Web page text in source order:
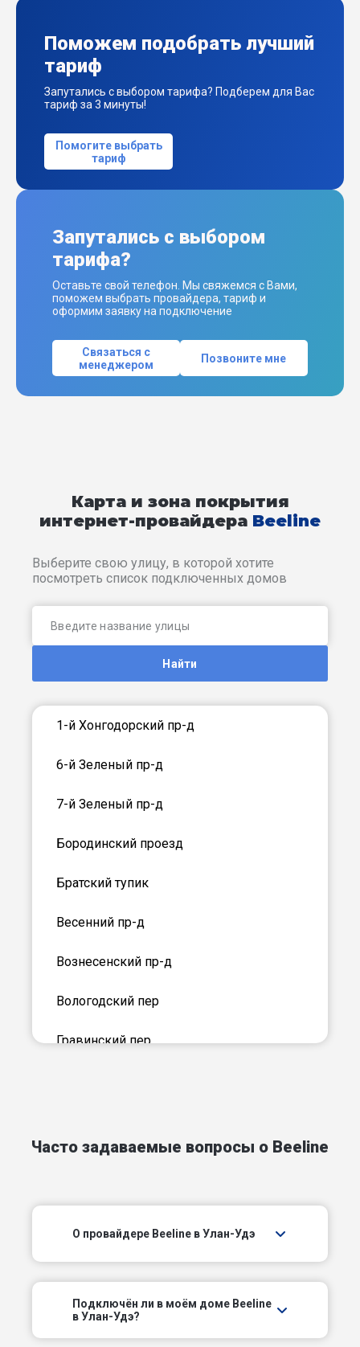
Поможем подобрать лучший
тариф
Запутались с выбором тарифа? Подберем для Вас
тариф за 3 минуты!
Помогите выбрать
тариф
Запутались с выбором
тарифа?
Оставьте свой телефон. Мы свяжемся с Вами,
поможем выбрать провайдера, тариф и
оформим заявку на подключение
Связаться с
менеджером
Позвоните мне
Карта и зона покрытия
интернет-провайдера Beeline
Выберите свою улицу, в которой хотите
посмотреть список подключенных домов
Найти
1-й Хонгодорский пр-д
6-й Зеленый пр-д
7-й Зеленый пр-д
Бородинский проезд
Братский тупик
Весенний пр-д
Вознесенский пр-д
Вологодский пер
Гравинский пер
Кабанский пер
Комсомольский пер
Красночикойский пер
Часто задаваемые вопросы о Beeline
О провайдере Beeline в Улан-Удэ
Подключëн ли в моём доме Beeline
в Улан-Удэ?